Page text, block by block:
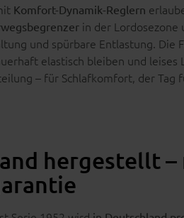
Komfort-Dynamik-Reglern
in der
und spürbare Entlastung.
elastisch bleiben und
– für Schlafkomfort, der Tag
hergestellt –